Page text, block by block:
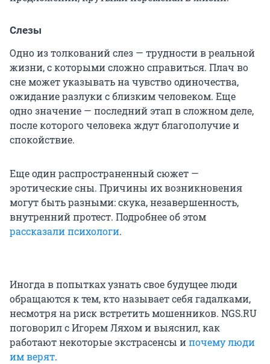
Слезы
Одно из толкований слез — трудности в реальной
жизни, с которыми сложно справиться. Плач во
сне может указывать на чувство одиночества,
ожидание разлуки с близким человеком. Еще
одно значение — последний этап в сложном деле,
после которого человека ждут благополучие и
спокойствие.
Еще один распространенный сюжет —
эротические сны. Причины их возникновения
могут быть разными: скука, незавершенность,
внутренний протест. Подробнее об этом
рассказали психологи.
Иногда в попытках узнать свое будущее люди
обращаются к тем, кто называет себя гадалками,
несмотря на риск встретить мошенников. NGS.RU
поговорил с Игорем Ляхом и выяснил, как
работают некоторые экстрасенсы ипочему люди
им верят.